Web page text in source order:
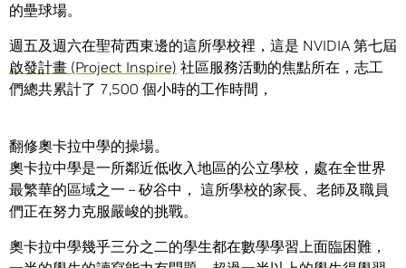
的壘球場。
週五及週六在聖荷西東邊的這所學校裡，這是 NVIDIA 第七屆
啟發計畫 (Project Inspire) 社區服務活動的焦點所在，志工
們總共累計了 7,500 個小時的工作時間，
翻修奧卡拉中學的操場。
奧卡拉中學是一所鄰近低收入地區的公立學校，處在全世界
最繁華的區域之一 – 矽谷中， 這所學校的家長、老師及職員
們正在努力克服嚴峻的挑戰。
奧卡拉中學幾乎三分之二的學生都在數學學習上面臨困難，